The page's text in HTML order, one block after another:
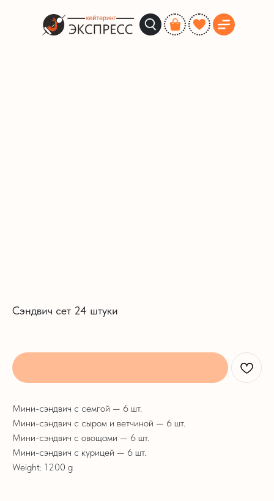
Сэндвич сет 24 штуки
Мини-сэндвич с семгой — 6 шт.
Мини-сэндвич с сыром и ветчиной — 6 шт.
Мини-сэндвич с овощами — 6 шт.
Мини-сэндвич с курицей — 6 шт.
Weight: 1200 g